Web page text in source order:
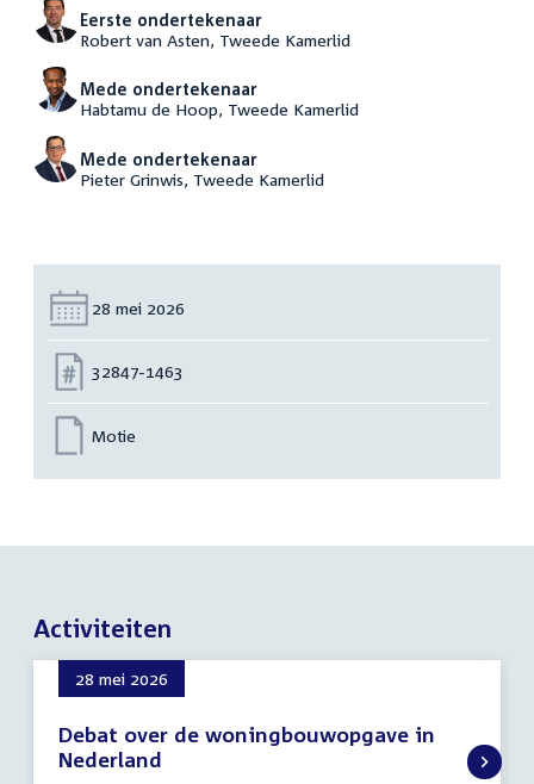
Eerste ondertekenaar
Robert van Asten, Tweede Kamerlid
Mede ondertekenaar
Habtamu de Hoop, Tweede Kamerlid
Mede ondertekenaar
Pieter Grinwis, Tweede Kamerlid
Datum:
28 mei 2026
Nummer:
32847-1463
Motie
Activiteiten
28 mei 2026
Debat over de woningbouwopgave in
Nederland